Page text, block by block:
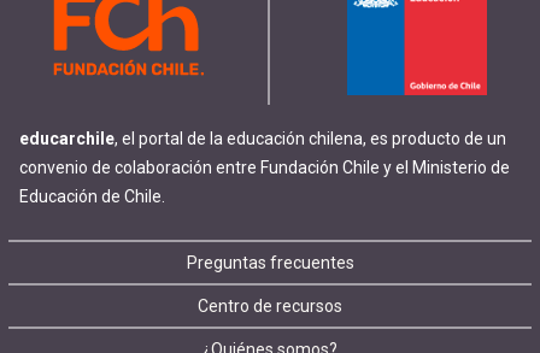
educarchile, el portal de la educación chilena, es producto de un
convenio de colaboración entre Fundación Chile y el Ministerio de
Educación de Chile.
Footer
Preguntas frecuentes
Centro de recursos